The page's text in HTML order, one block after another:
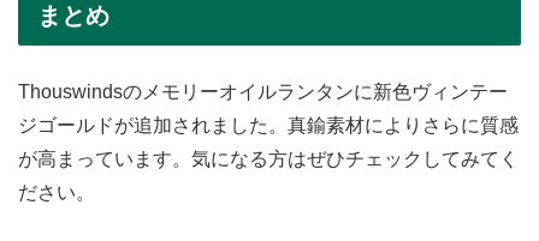
まとめ
Thouswindsのメモリーオイルランタンに新色ヴィンテー
ジゴールドが追加されました。真鍮素材によりさらに質感
が高まっています。気になる方はぜひチェックしてみてく
ださい。